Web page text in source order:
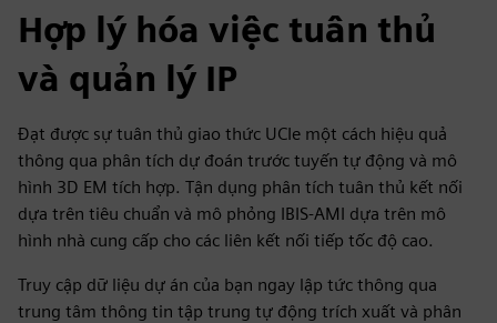
Hợp lý hóa việc tuân thủ
và quản lý IP
Đạt được sự tuân thủ giao thức UCIe một cách hiệu quả
thông qua phân tích dự đoán trước tuyến tự động và mô
hình 3D EM tích hợp. Tận dụng phân tích tuân thủ kết nối
dựa trên tiêu chuẩn và mô phỏng IBIS-AMI dựa trên mô
hình nhà cung cấp cho các liên kết nối tiếp tốc độ cao.
Truy cập dữ liệu dự án của bạn ngay lập tức thông qua
trung tâm thông tin tập trung tự động trích xuất và phân